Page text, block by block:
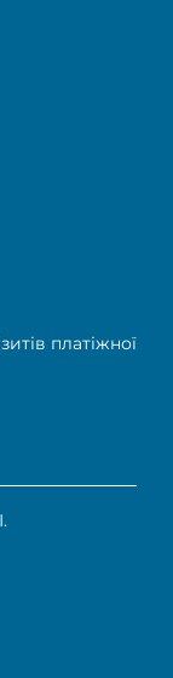
платіжної